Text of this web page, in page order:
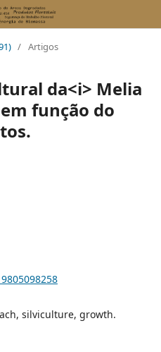
/ Artigos
da<i> Melia
função do
silviculture, growth.